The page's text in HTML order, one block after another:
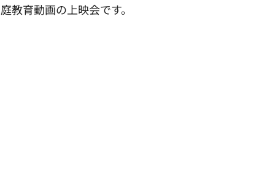
教育動画の上映会です。